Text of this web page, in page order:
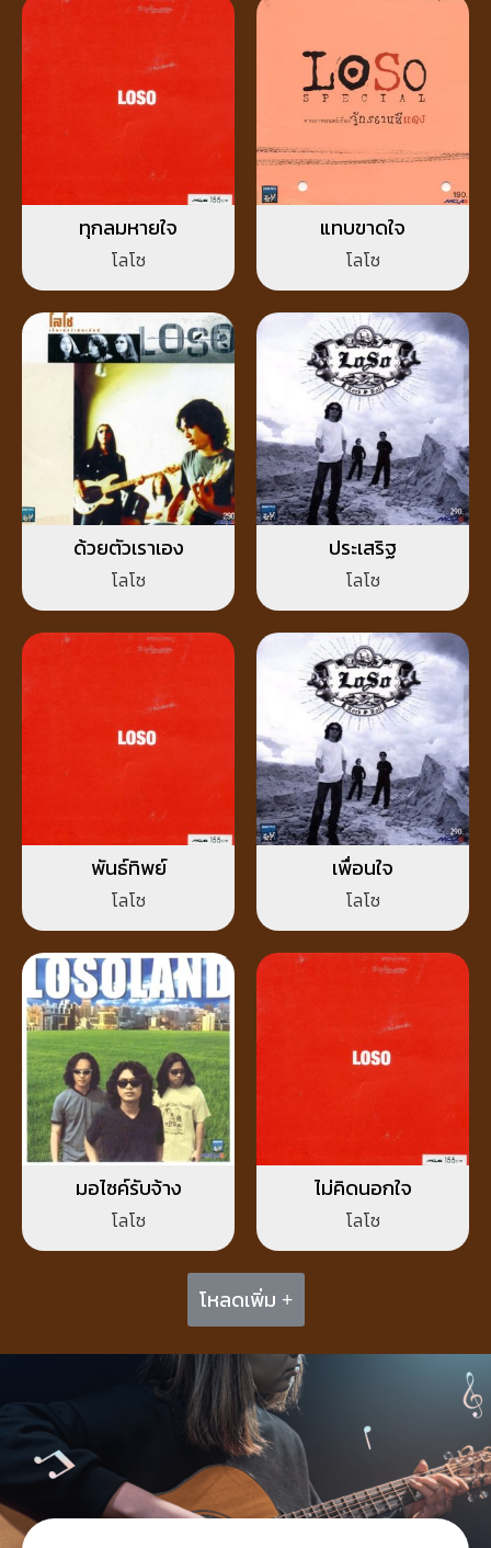
ทุกลมหายใจ
โลโซ
แทบขาดใจ
โลโซ
ด้วยตัวเราเอง
โลโซ
ประเสริฐ
โลโซ
พันธ์ทิพย์
โลโซ
เพื่อนใจ
โลโซ
มอไซค์รับจ้าง
โลโซ
ไม่คิดนอกใจ
โลโซ
โหลดเพิ่ม +